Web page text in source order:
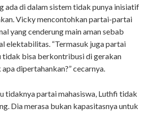
ada di dalam sistem tidak punya inisiatif
Vicky mencontohkan partai-partai
yang cenderung main aman sebab
elektabilitas. “Termasuk juga partai
tidak bisa berkontribusi di gerakan
dipertahankan?” cecarnya.
tidaknya partai mahasiswa, Luthfi tidak
Dia merasa bukan kapasitasnya untuk